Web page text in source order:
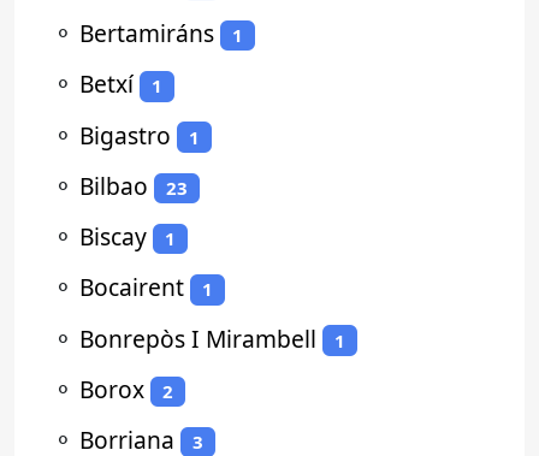
⚬ Bertamiráns 1
⚬ Betxí 1
⚬ Bigastro 1
⚬ Bilbao 23
⚬ Biscay 1
⚬ Bocairent 1
⚬ Bonrepòs I Mirambell 1
⚬ Borox 2
⚬ Borriana 3